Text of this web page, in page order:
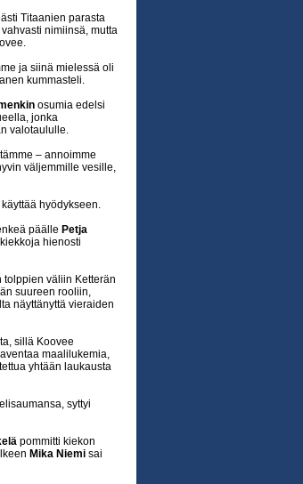
Titaanien parasta
nimiinsä, mutta
ja siinä mielessä oli
kummasteli.
osumia edelsi
jonka
valotaululle.
– annoimme
väljemmille vesille,
hyödykseen.
päälle Petja
hienosti
tolppien väliin Ketterän
suureen rooliin,
näyttänyttä vieraiden
sillä Koovee
maalilukemia,
yhtään laukausta
syttyi
pommitti kiekon
Mika Niemi sai